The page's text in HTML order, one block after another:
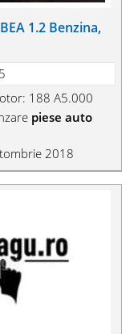
1.2 Benzina,
188 A5.000
piese auto
2018